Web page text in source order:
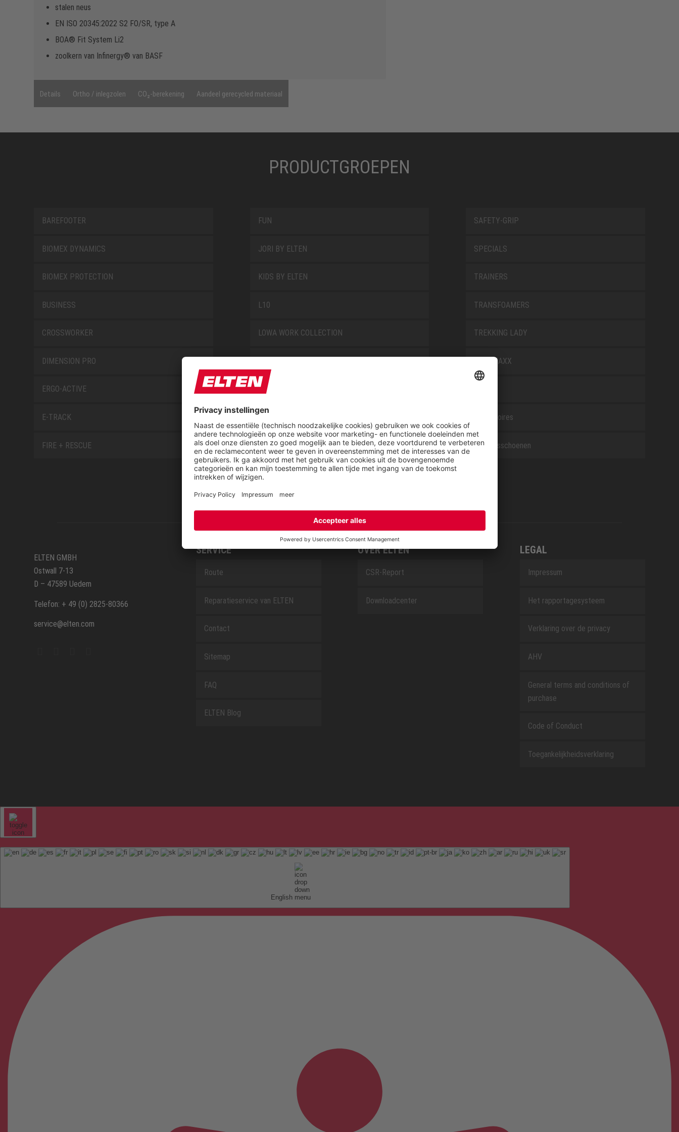
stalen neus
EN ISO 20345:2022 S2 FO/SR, type A
BOA® Fit System Li2
zoolkern van Infinergy® van BASF
Details Ortho / inlegzolen CO₂-berekening Aandeel gerecycled materiaal
PRODUCTGROEPEN
BAREFOOTER
BIOMEX DYNAMICS
BIOMEX PROTECTION
BUSINESS
CROSSWORKER
DIMENSION PRO
ERGO-ACTIVE
E-TRACK
FIRE + RESCUE
FUN
JORI BY ELTEN
KIDS BY ELTEN
L10
LOWA WORK COLLECTION
NEW CLASSICS
NOVA
RETRO
SAFEGUARD
SAFETY-GRIP
SPECIALS
TRAINERS
TRANSFOAMERS
TREKKING LADY
WELLMAXX
Accessoires
Beroepsschoenen
ELTEN GMBH
Ostwall 7-13
D – 47589 Uedem
Telefon: + 49 (0) 2825-80366
service@elten.com
SERVICE
Route
Reparatieservice van ELTEN
Contact
Sitemap
FAQ
ELTEN Blog
OVER ELTEN
CSR-Report
Downloadcenter
LEGAL
Impressum
Het rapportagesysteem
Verklaring over de privacy
AHV
General terms and conditions of
purchase
Code of Conduct
Toegankelijkheidsverklaring
English